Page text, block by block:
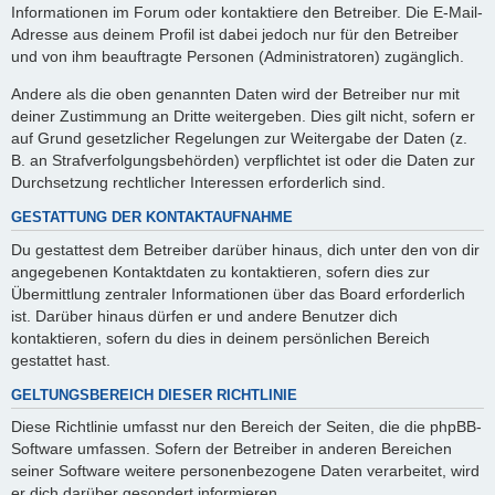
Informationen im Forum oder kontaktiere den Betreiber. Die E-Mail-
Adresse aus deinem Profil ist dabei jedoch nur für den Betreiber
und von ihm beauftragte Personen (Administratoren) zugänglich.
Andere als die oben genannten Daten wird der Betreiber nur mit
deiner Zustimmung an Dritte weitergeben. Dies gilt nicht, sofern er
auf Grund gesetzlicher Regelungen zur Weitergabe der Daten (z.
B. an Strafverfolgungsbehörden) verpflichtet ist oder die Daten zur
Durchsetzung rechtlicher Interessen erforderlich sind.
GESTATTUNG DER KONTAKTAUFNAHME
Du gestattest dem Betreiber darüber hinaus, dich unter den von dir
angegebenen Kontaktdaten zu kontaktieren, sofern dies zur
Übermittlung zentraler Informationen über das Board erforderlich
ist. Darüber hinaus dürfen er und andere Benutzer dich
kontaktieren, sofern du dies in deinem persönlichen Bereich
gestattet hast.
GELTUNGSBEREICH DIESER RICHTLINIE
Diese Richtlinie umfasst nur den Bereich der Seiten, die die phpBB-
Software umfassen. Sofern der Betreiber in anderen Bereichen
seiner Software weitere personenbezogene Daten verarbeitet, wird